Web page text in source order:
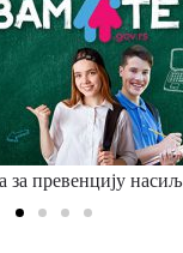
за превенцију